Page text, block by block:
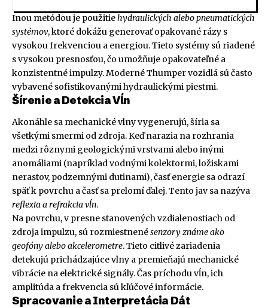
Inou metódou je použitiehydraulických alebo pneumatických
systémov, ktoré dokážu generovať opakované rázy s
vysokou frekvenciou a energiou. Tieto systémy sú riadené
s vysokou presnosťou, čo umožňuje opakovateľné a
konzistentné impulzy. Moderné Thumper vozidlá sú často
vybavené sofistikovanými hydraulickými piestmi.
Šírenie a Detekcia Vĺn
Akonáhle sa mechanické vlny vygenerujú, šíria sa
všetkými smermi od zdroja. Keď narazia na rozhrania
medzi rôznymi geologickými vrstvami alebo inými
anomáliami (napríklad vodnými kolektormi, ložiskami
nerastov, podzemnými dutinami), časť energie sa odrazí
späť k povrchu a časť sa prelomí ďalej. Tento jav sa nazýva
reflexia a refrakcia vĺn.
Na povrchu, v presne stanovených vzdialenostiach od
zdroja impulzu, sú rozmiestnenésenzory známe ako
geofóny alebo akcelerometre. Tieto citlivé zariadenia
detekujú prichádzajúce vlny a premieňajú mechanické
vibrácie na elektrické signály. Čas príchodu vĺn, ich
amplitúda a frekvencia sú kľúčové informácie.
Spracovanie a Interpretácia Dát